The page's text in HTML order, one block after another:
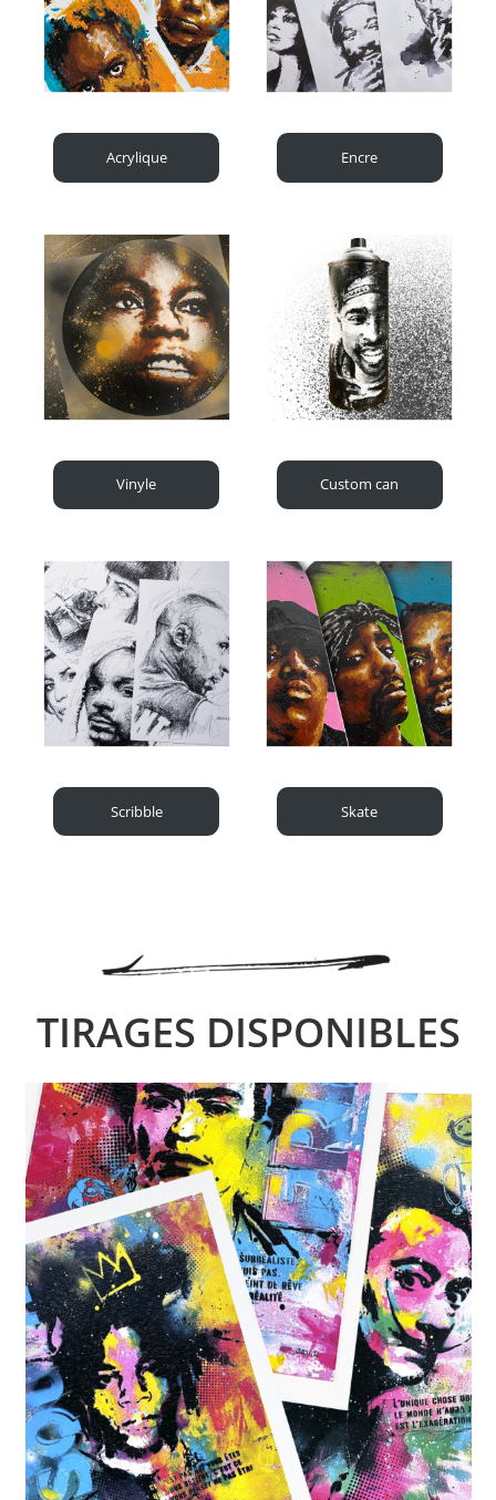
Acrylique Encre
Vinyle Custom can
Scribble Skate
TIRAGES DISPONIBLES